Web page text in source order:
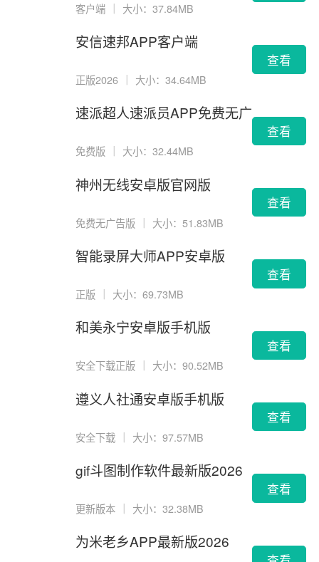
客户端 ｜ 大小：37.84MB
安信速邦APP客户端
正版2026 ｜ 大小：34.64MB
查看
速派超人速派员APP免费无广
免费版 大小：32.44MB
查看
神州无线安卓版官网版
免费无广告版 ｜ 大小：51.83MB
查看
智能录屏大师APP安卓版
正版 大小：69.73MB
查看
和美永宁安卓版手机版
安全下载正版 大小：90.52MB
查看
遵义人社通安卓版手机版
安全下载 ｜ 大小：97.57MB
查看
gif斗图制作软件最新版2026
更新版本 大小：32.38MB
查看
为米老乡APP最新版2026